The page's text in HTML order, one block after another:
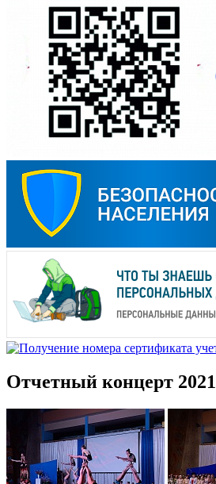
Отчетный концерт 2021